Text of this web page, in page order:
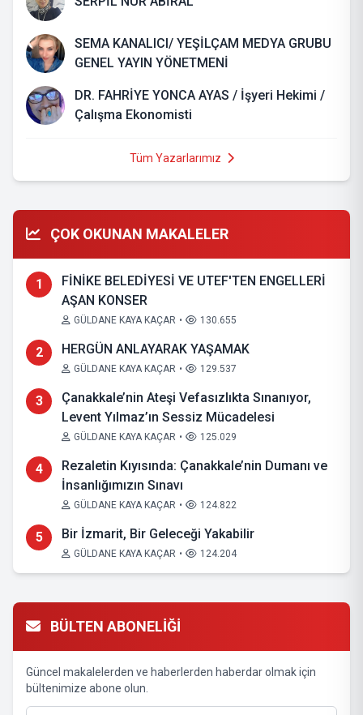
SEMA KANALICI/ YEŞİLÇAM MEDYA GRUBU
GENEL YAYIN YÖNETMENİ
DR. FAHRİYE YONCA AYAS / İşyeri Hekimi /
Çalışma Ekonomisti
Tüm Yazarlarımız
ÇOK OKUNAN MAKALELER
1
FİNİKE BELEDİYESİ VE UTEF'TEN ENGELLERİ
AŞAN KONSER
GÜLDANE KAYA KAÇAR • 130.655
2 HERGÜN ANLAYARAK YAŞAMAK
GÜLDANE KAYA KAÇAR • 129.537
3
Çanakkale’nin Ateşi Vefasızlıkta Sınanıyor,
Levent Yılmaz’ın Sessiz Mücadelesi
GÜLDANE KAYA KAÇAR • 125.029
4
Rezaletin Kıyısında: Çanakkale’nin Dumanı ve
İnsanlığımızın Sınavı
GÜLDANE KAYA KAÇAR • 124.822
5 Bir İzmarit, Bir Geleceği Yakabilir
GÜLDANE KAYA KAÇAR • 124.204
BÜLTEN ABONELİĞİ
Güncel makalelerden ve haberlerden haberdar olmak için
bültenimize abone olun.